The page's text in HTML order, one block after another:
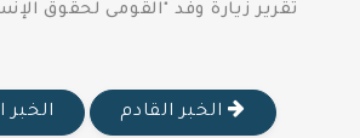
تقرير زيارة وفد "القومى لحقوق
الخبر القادم الخبر